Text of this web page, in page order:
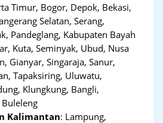
Timur, Bogor, Depok, Bekasi,
Selatan, Serang,
Pandeglang, Kabupaten Bayah
Kuta, Seminyak, Ubud, Nusa
Gianyar, Singaraja, Sanur,
Tapaksiring, Uluwatu,
Klungkung, Bangli,
Buleleng
Kalimantan: Lampung,